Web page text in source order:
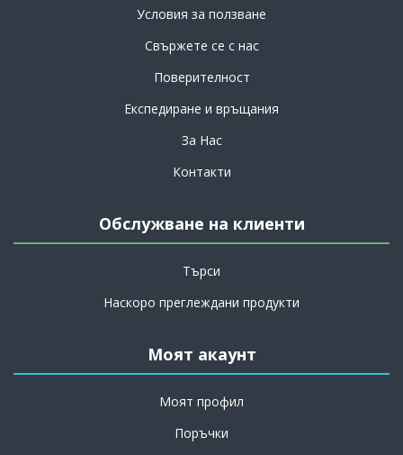
Условия за ползване
Свържете се с нас
Поверителност
Експедиране и връщания
За Нас
Контакти
Обслужване на клиенти
Търси
Наскоро преглеждани продукти
Моят акаунт
Моят профил
Поръчки